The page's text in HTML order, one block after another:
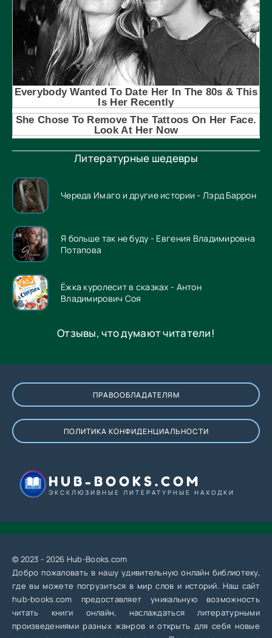
Литературные шедевры
Череда Имаго и другие истории - Лэрд Баррон
Я больше так не буду - Евгения Владимировна
Потапова
Ёжка куролесит в сказках - Антон
Владимирович Соя
Отзывы, что думают читатели!
ПРАВООБЛАДАТЕЛЯМ
ПОЛИТИКА КОНФИДЕНЦИАЛЬНОСТИ
HUB-BOOKS.COM
ЭКСКЛЮЗИВНЫЕ ЛИТЕРАТУРНЫЕ НАХОДКИ
© 2023 - 2026 Hub-Books.com
Добро пожаловать в нашу удивительную онлайн библиотеку,
где вы можете погрузиться в мир слов и историй. Наш сайт
hub-books.com предоставляет уникальную возможность
читать книги онлайн, наслаждаться литературными
произведениями разных жанров и открыть для себя новые